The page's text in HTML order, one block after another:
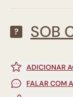
? SOB
ADICIONAR
FALAR COM